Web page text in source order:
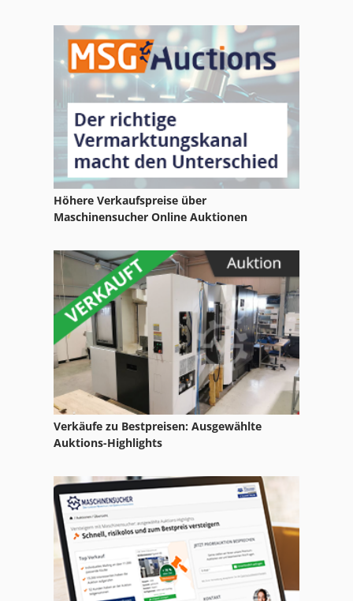
Höhere Verkaufspreise über
Maschinensucher Online Auktionen
Verkäufe zu Bestpreisen: Ausgewählte
Auktions-Highlights